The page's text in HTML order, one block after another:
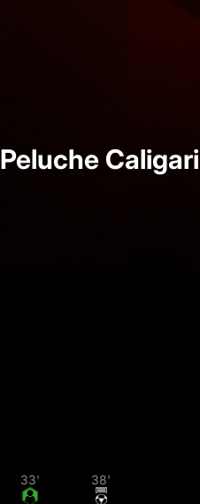
Peluche Caligari
33' 38'